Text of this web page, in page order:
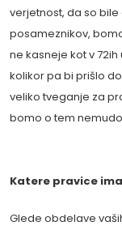
verjetnost, da so
posameznikov,
ne kasneje kot v
kolikor pa bi prišlo
veliko tveganje za
bomo o tem
Katere pravice
Glede obdelave